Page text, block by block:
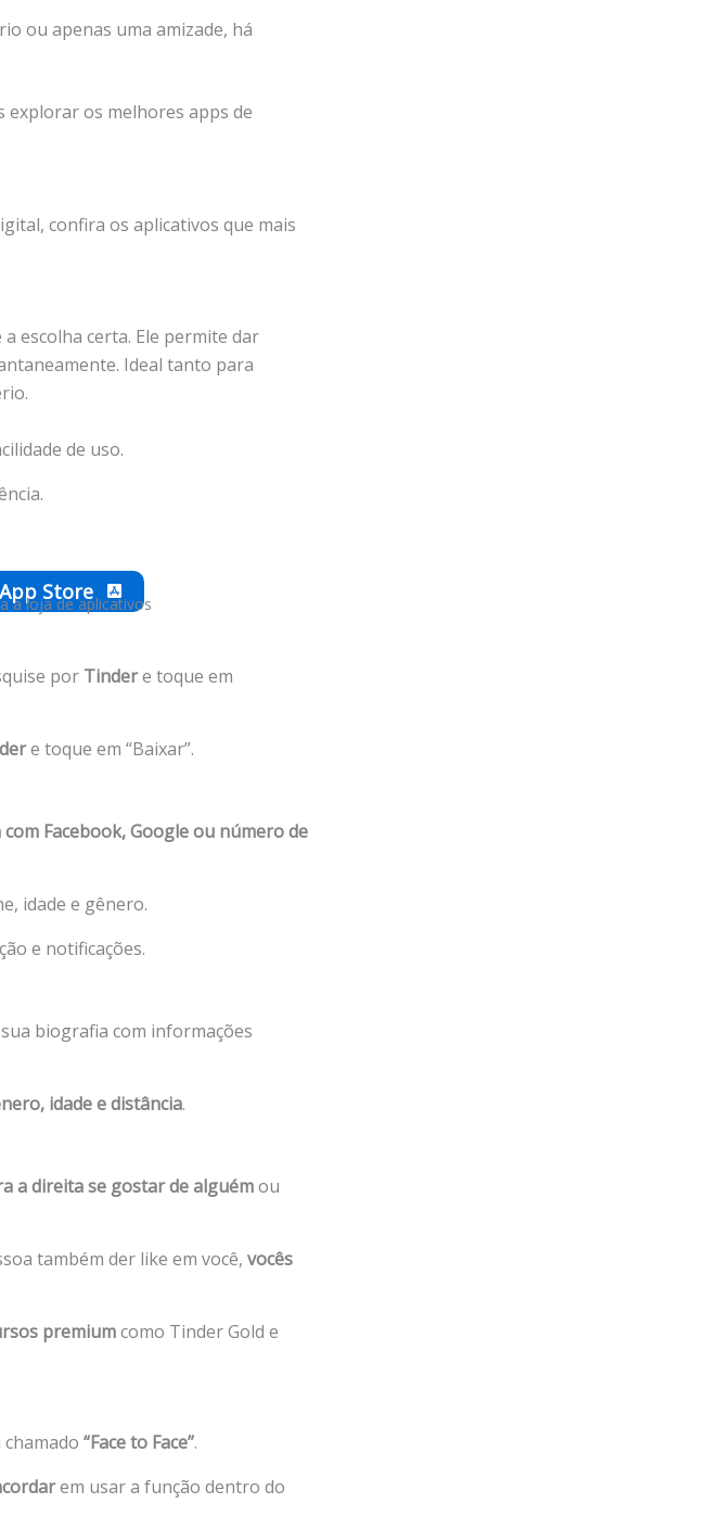
ou apenas uma amizade, há
explorar os melhores apps de
confira os aplicativos que mais
escolha certa. Ele permite dar
Ideal tanto para
de uso.
App Store
a loja de aplicativos
por Tindere toque em
e toque em “Baixar”.
Facebook, Google ou número de
idade e gênero.
e notificações.
biografia com informações
idade e distância.
a direita se gostar de alguémou
também der like em você, vocês
premiumcomo Tinder Gold e
“Face to Face”.
em usar a função dentro do